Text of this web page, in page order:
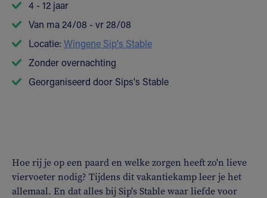
4 - 12 jaar
Van ma 24/08 - vr 28/08
Locatie: Wingene Sip's Stable
Zonder overnachting
Georganiseerd door Sips's Stable
Hoe rij je op een paard en welke zorgen heeft zo'n lieve
viervoeter nodig? Tijdens dit vakantiekamp leer je het
allemaal. En dat alles bij Sip's Stable waar liefde voor